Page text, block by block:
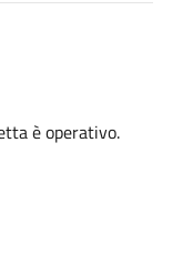
è operativo.